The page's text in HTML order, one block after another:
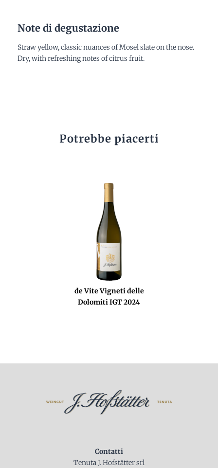
Note di degustazione
Straw yellow, classic nuances of Mosel slate on the nose.
Dry, with refreshing notes of citrus fruit.
Potrebbe piacerti
de Vite Vigneti delle
Dolomiti IGT 2024
Contatti
Tenuta J. Hofstätter srl